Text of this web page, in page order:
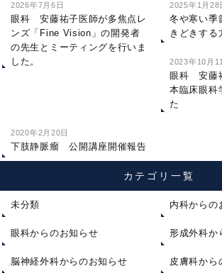
2026年7月6日
眼科 安藤祐子医師が多焦点レ
ンズ「Fine Vision」の開発者
の先生とミーティングを行いま
した。
2025年1月28
冬や寒い季
きどきする
2023年10月
眼科 安藤
本臨床眼科
た
2020年2月20日
下肢静脈瘤 公開講座開催報告
カテゴリ一覧
未分類 内科からの
眼科からのお知らせ 形成外科か
脳神経外科からのお知らせ 皮膚科から